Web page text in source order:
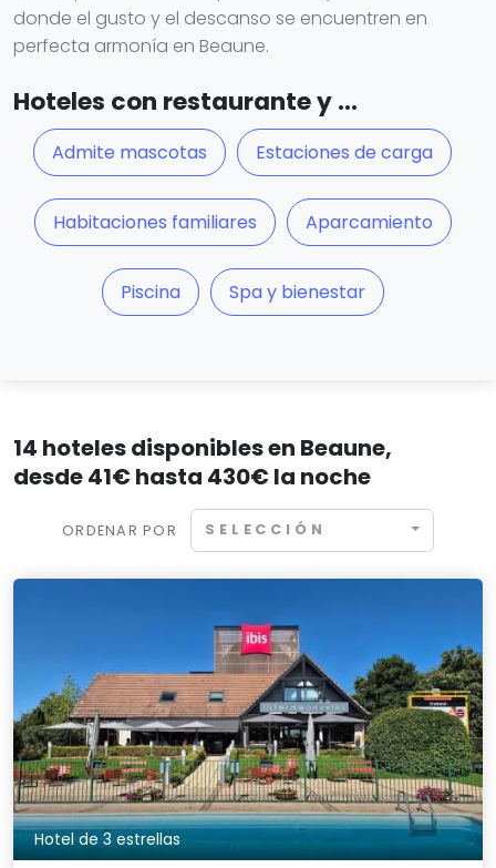
donde el gusto y el descanso se encuentren en
perfecta armonía en Beaune.
Hoteles con restaurante y ...
Admite mascotas Estaciones de carga
Habitaciones familiares Aparcamiento
Piscina Spa y bienestar
14 hoteles disponibles en Beaune,
desde 41€ hasta 430€ la noche
ORDENAR POR SELECCIÓN
Hotel de 3 estrellas